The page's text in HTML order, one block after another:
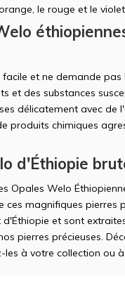
le rouge et le violet.
et ne demande pas
et des substances
délicatement avec de
produits chimiques
d'Éthiopie
Opales Welo
magnifiques pierres
et sont
pierres précieuses.
à votre collection ou à